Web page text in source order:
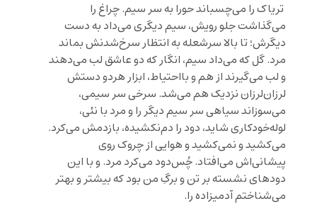
تریاک را می‌چسباند حورا به سر سیم. چراغ را
می‌گذاشت جلو رویش، سیم دیگری می‌داد به دست
دیگرش؛ تا بالا سرشعله به انتظار سرخ‌شدنش بماند
مرد. گل که می‌داد سیم، انگار که دو عاشق لب می‌دهند
و لب می‌گیرند از هم و بااحتیاط، ابزار هردو دستش
لرزان‌لرزان نزدیک هم می‌شد. سرخی سر سیمی،
می‌سوزاند سیاهی سر سیم دیگر را و مرد با نئی،
لوله‌خودکاری شاید، دود را دم‌نکشیده، بازدمش می‌کرد.
می‌کشید و نمی‌کشید و هوایی از چروک روی
پیشانی‌اش می‌افتاد. چُس‌دود می‌کرد مرد. و با این
دود‌های نشسته بر تن و برگِ من بود که بیشتر و بهتر
می‌شناختم آدمیزاده را.